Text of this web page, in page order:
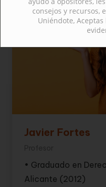
Javier Fortes
• Graduado en
Alicante (2012)
consejos y recursos,
Uniéndote,